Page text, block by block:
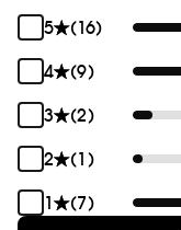
5
(16)
4
(9)
3
(2)
2
(1)
1
(7)